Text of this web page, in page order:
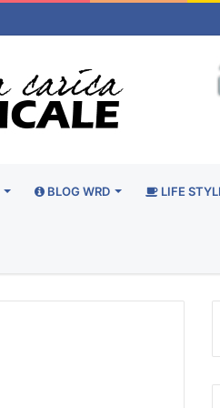
BLOG WRD LIFE